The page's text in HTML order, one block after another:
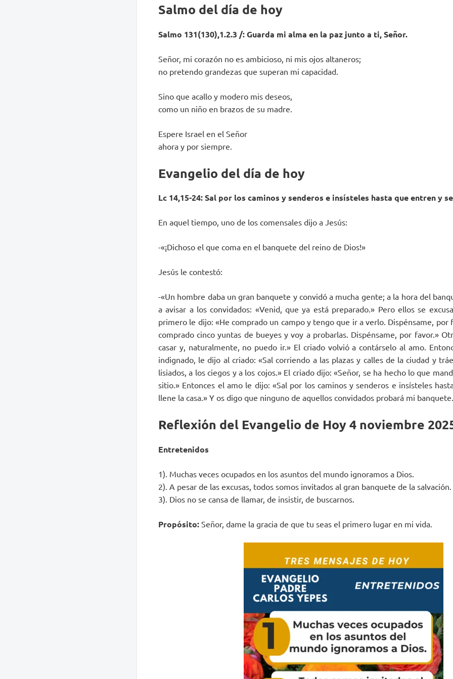
Salmo del día de hoy
Salmo 131(130),1.2.3 /: Guarda mi alma en la paz junto a ti, Señor.
Señor, mi corazón no es ambicioso, ni mis ojos altaneros;
no pretendo grandezas que superan mi capacidad.
Sino que acallo y modero mis deseos,
como un niño en brazos de su madre.
Espere Israel en el Señor
ahora y por siempre.
Evangelio del día de hoy
Lc 14,15-24: Sal por los caminos y senderos e insísteles hasta que entren y
En aquel tiempo, uno de los comensales dijo a Jesús:
-«¡Dichoso el que coma en el banquete del reino de Dios!»
Jesús le contestó:
-«Un hombre daba un gran banquete y convidó a mucha gente; a la hora del
a avisar a los convidados: «Venid, que ya está preparado.» Pero ellos se
primero le dijo: «He comprado un campo y tengo que ir a verlo. Dispénsame, por
comprado cinco yuntas de bueyes y voy a probarlas. Dispénsame, por favor.»
casar y, naturalmente, no puedo ir.» El criado volvió a contárselo al amo.
indignado, le dijo al criado: «Sal corriendo a las plazas y calles de la ciudad y
lisiados, a los ciegos y a los cojos.» El criado dijo: «Señor, se ha hecho lo que
sitio.» Entonces el amo le dijo: «Sal por los caminos y senderos e insísteles
llene la casa.» Y os digo que ninguno de aquellos convidados probará mi
Reflexión del Evangelio de Hoy 4 noviembre
Entretenidos
1). Muchas veces ocupados en los asuntos del mundo ignoramos a Dios.
2). A pesar de las excusas, todos somos invitados al gran banquete de la salvación.
3). Dios no se cansa de llamar, de insistir, de buscarnos.
Propósito: Señor, dame la gracia de que tu seas el primero lugar en mi vida.